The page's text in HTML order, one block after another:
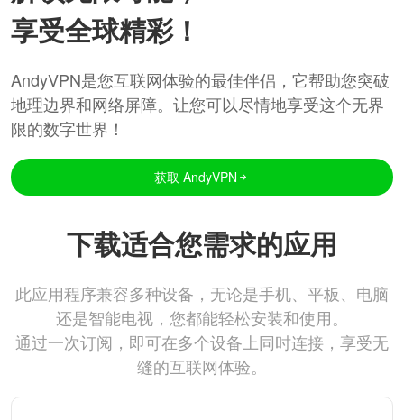
享受全球精彩！
AndyVPN是您互联网体验的最佳伴侣，它帮助您突破
地理边界和网络屏障。让您可以尽情地享受这个无界
限的数字世界！
获取 AndyVPN
下载适合您需求的应用
此应用程序兼容多种设备，无论是手机、平板、电脑
还是智能电视，您都能轻松安装和使用。
通过一次订阅，即可在多个设备上同时连接，享受无
缝的互联网体验。